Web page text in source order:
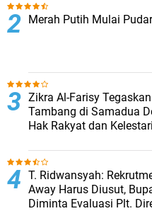
Merah Putih Mulai
Zikra Al-Farisy
Tambang di Samadua
Hak Rakyat dan
T. Ridwansyah:
Away Harus Diusut,
Diminta Evaluasi Plt.